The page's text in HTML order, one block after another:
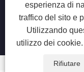
esperienza di
traffico del sito e
Utilizzando
utilizzo dei cookie.
Rifiutare
Copyright © 2025
Lampada per
per unghie - Tutti i